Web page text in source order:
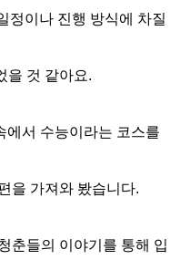
정이나 진행 방식에 차질
을 것 같아요.
에서 수능이라는 코스를
을 가져와 봤습니다.
춘들의 이야기를 통해 입